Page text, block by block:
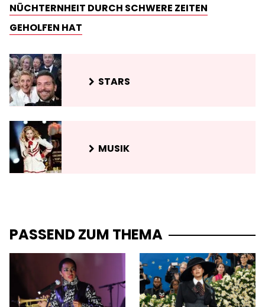
NÜCHTERNHEIT DURCH SCHWERE ZEITEN
GEHOLFEN HAT
STARS
MUSIK
PASSEND ZUM THEMA